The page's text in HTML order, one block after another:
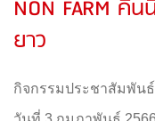
NON FARM
ยาว
กิจกรรมประชาสัมพันธ์